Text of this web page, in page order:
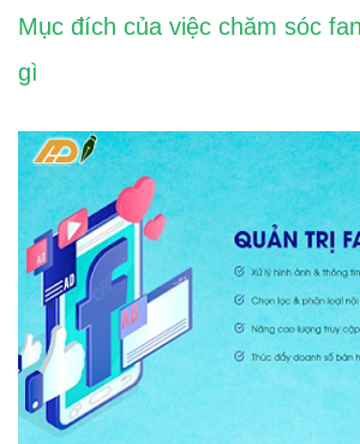
Mục đích của việc chăm sóc
gì